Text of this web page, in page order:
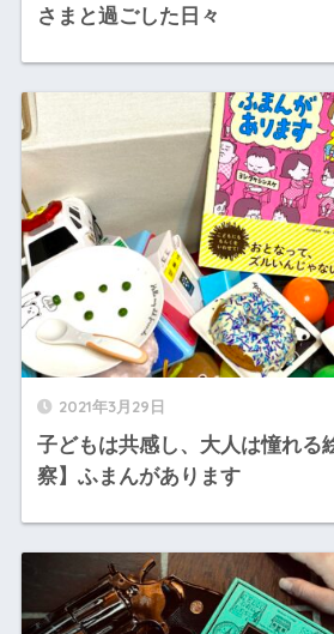
さまと過ごした日々
2021年3月29日
子どもは共感し、大人は憧れる
察】ふまんがあります